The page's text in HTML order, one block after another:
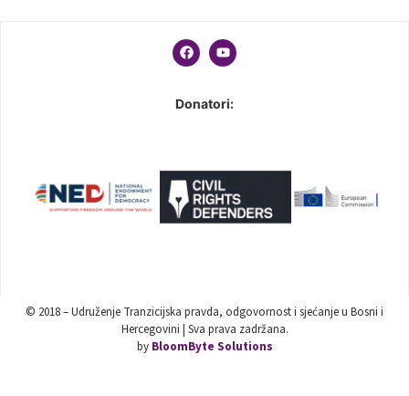
Donatori:
© 2018 – Udruženje Tranzicijska pravda, odgovornost i sjećanje u Bosni i
Hercegovini | Sva prava zadržana.
by BloomByte Solutions